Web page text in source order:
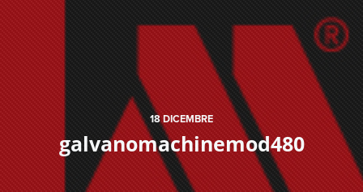
18DICEMBRE
galvanomachinemod480